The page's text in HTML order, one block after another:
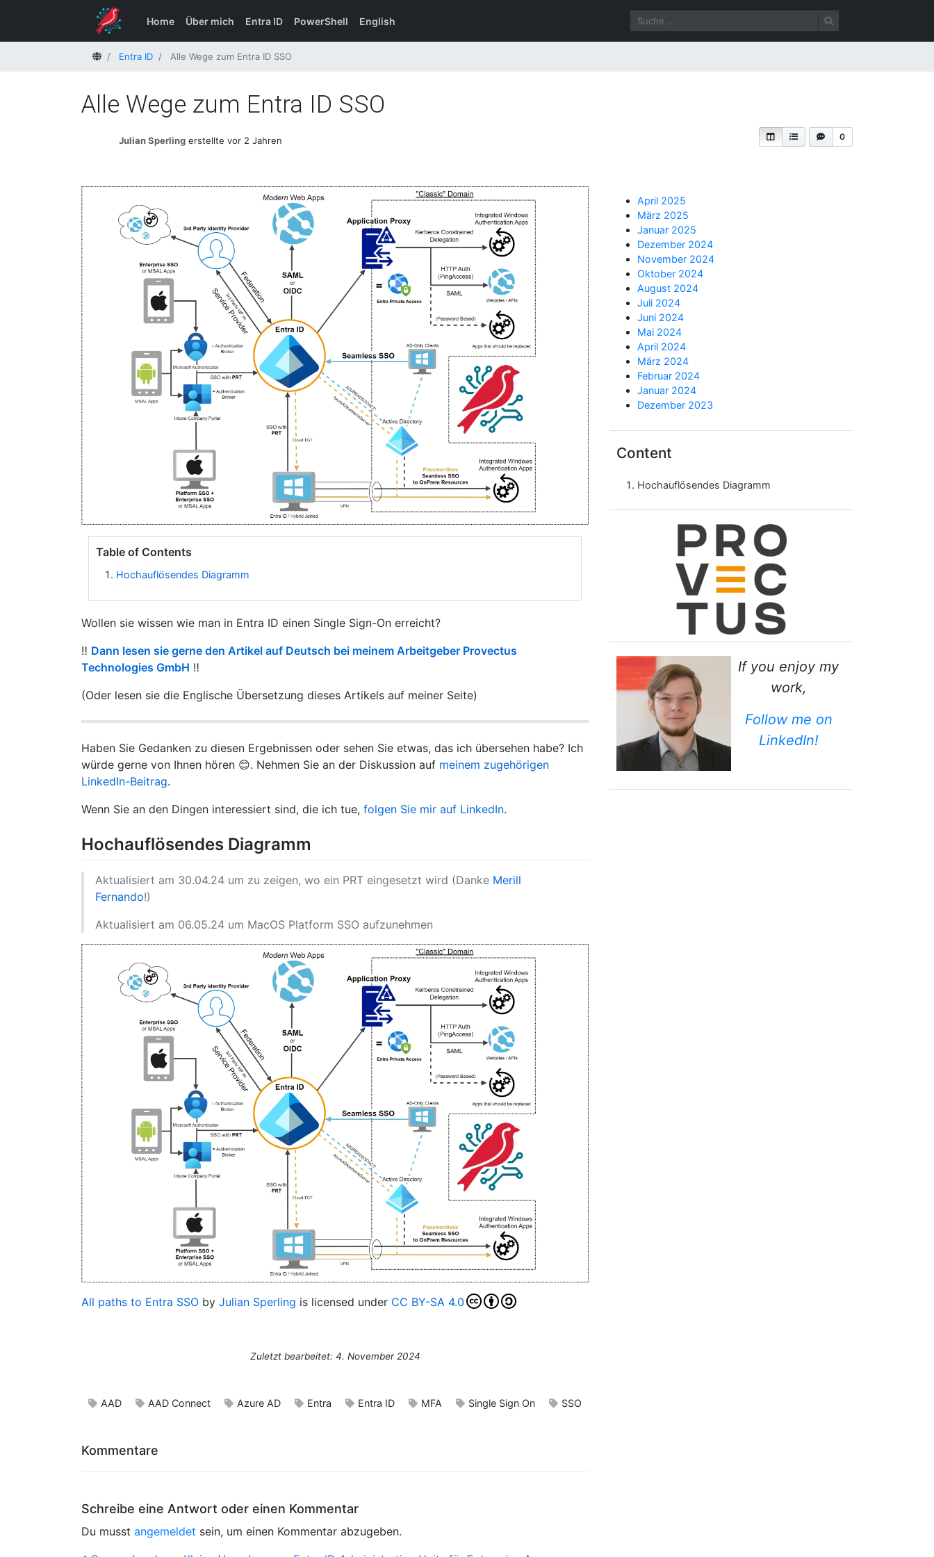
Home Über mich Entra ID PowerShell English
Startseite
Entra ID Alle Wege zum Entra ID SSO
Alle Wege zum Entra ID SSO
0
Julian Sperling erstellte vor 2 Jahren
Table of Contents
Hochauflösendes Diagramm
Wollen sie wissen wie man in Entra ID einen Single Sign-On erreicht?
‼️ Dann lesen sie gerne den Artikel auf Deutsch bei meinem Arbeitgeber Provectus
Technologies GmbH ‼️
(Oder lesen sie die Englische Übersetzung dieses Artikels auf meiner Seite)
Haben Sie Gedanken zu diesen Ergebnissen oder sehen Sie etwas, das ich übersehen habe? Ich
würde gerne von Ihnen hören 😊. Nehmen Sie an der Diskussion auf meinem zugehörigen
LinkedIn-Beitrag.
Wenn Sie an den Dingen interessiert sind, die ich tue, folgen Sie mir auf LinkedIn.
Hochauflösendes Diagramm
Aktualisiert am 30.04.24 um zu zeigen, wo ein PRT eingesetzt wird (Danke Merill
Fernando!)
Aktualisiert am 06.05.24 um MacOS Platform SSO aufzunehmen
All paths to Entra SSO by Julian Sperling is licensed under CC BY-SA 4.0
Zuletzt bearbeitet: 4. November 2024
AAD AAD Connect Azure AD Entra Entra ID MFA Single Sign On SSO
Kommentare
Schreibe eine Antwort oder einen Kommentar
Du musst angemeldet sein, um einen Kommentar abzugeben.
April 2025
März 2025
Januar 2025
Dezember 2024
November 2024
Oktober 2024
August 2024
Juli 2024
Juni 2024
Mai 2024
April 2024
März 2024
Februar 2024
Januar 2024
Dezember 2023
Content
Hochauflösendes Diagramm
If you enjoy my
work,
Follow me on
LinkedIn!